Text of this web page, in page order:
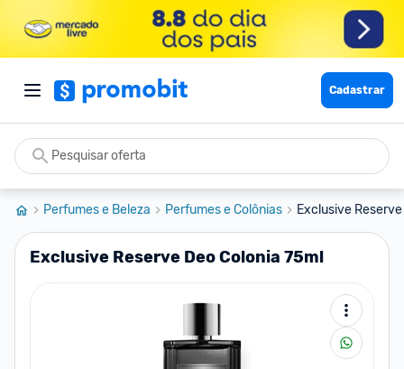
Cadastrar
Perfumes e Beleza Perfumes e Colônias Exclusive
Exclusive Reserve Deo Colonia 75ml